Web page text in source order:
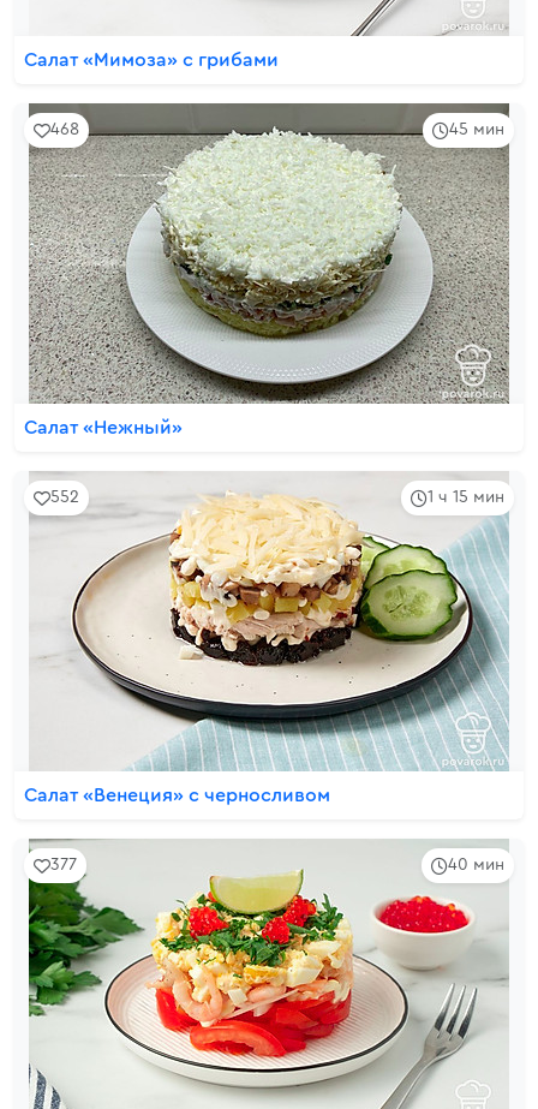
Салат «Мимоза» с грибами
45 мин
468
Салат «Нежный»
1 ч 15 мин
552
Салат «Венеция» с черносливом
40 мин
377